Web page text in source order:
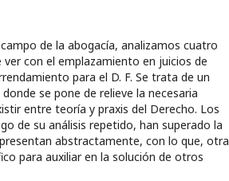
de la abogacía, analizamos cuatro
con el emplazamiento en juicios de
para el D. F. Se trata de un
se pone de relieve la necesaria
entre teoría y praxis del Derecho. Los
de su análisis repetido, han superado la
abstractamente, con lo que, otra
para auxiliar en la solución de otros